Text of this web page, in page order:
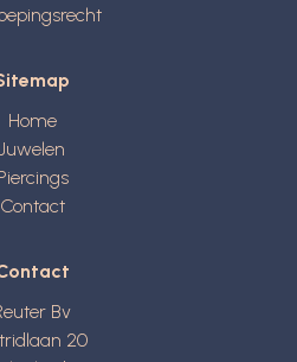
Home
Juwelen
Contact
Bv
20